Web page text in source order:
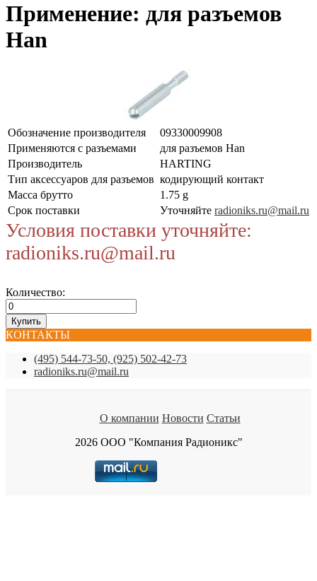
Применение: для разъемов
Han
Обозначение производителя
09330009908
Применяются с разъемами
для разъемов Han
Производитель
HARTING
Тип аксессуаров для разъемов кодирующий контакт
Масса брутто
1.75 g
Срок поставки
Уточняйте radioniks.ru@mail.ru
Условия поставки уточняйте:
radioniks.ru@mail.ru
Количество:
КОНТАКТЫ
(495) 544-73-50, (925) 502-42-73
radioniks.ru@mail.ru
О компании Новости Статьи
2026 ООО "Компания Радионикс"